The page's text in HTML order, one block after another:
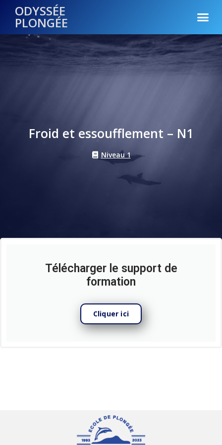
ODYSSÉE
PLONGÉE
Froid et essoufflement – N1
Niveau 1
Télécharger le support de
formation
Cliquer ici